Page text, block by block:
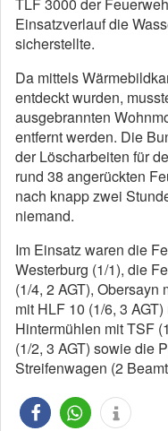
Einsatzverlauf die
sicherstellte.
Da mittels
entdeckt wurden,
ausgebrannten
entfernt werden. Die
der Löscharbeiten für
rund 38 angerückten
nach knapp zwei
niemand.
Im Einsatz waren die
Westerburg (1/1), die
(1/4, 2 AGT), Obersayn
mit HLF 10 (1/6, 3
Hintermühlen mit TSF
(1/2, 3 AGT) sowie die
Streifenwagen (2